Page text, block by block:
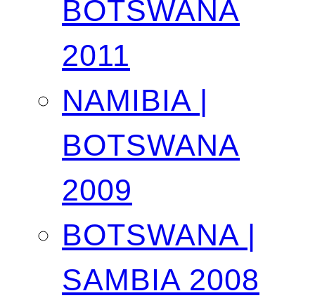
BOTSWANA
2011
NAMIBIA |
BOTSWANA
2009
BOTSWANA |
SAMBIA 2008